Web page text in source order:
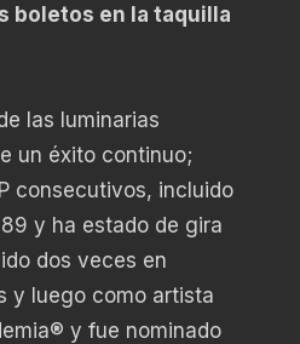
boletos en la taquilla
las luminarias
un éxito continuo;
consecutivos, incluido
y ha estado de gira
dos veces en
y luego como artista
y fue nominado